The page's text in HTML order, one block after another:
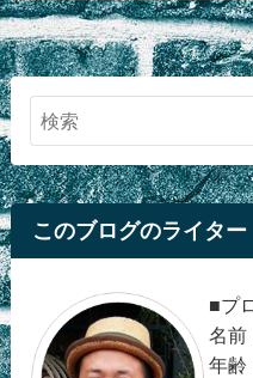
このブログのライター
■プ
名前
年齢